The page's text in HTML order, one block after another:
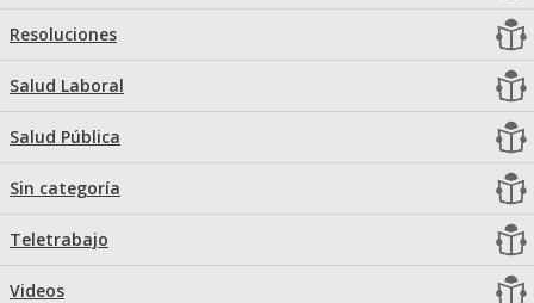
Resoluciones
Salud Laboral
Salud Pública
Sin categoría
Teletrabajo
Videos